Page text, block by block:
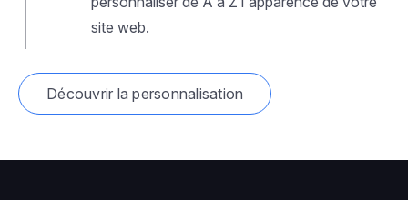
site web.
Découvrir la personnalisation